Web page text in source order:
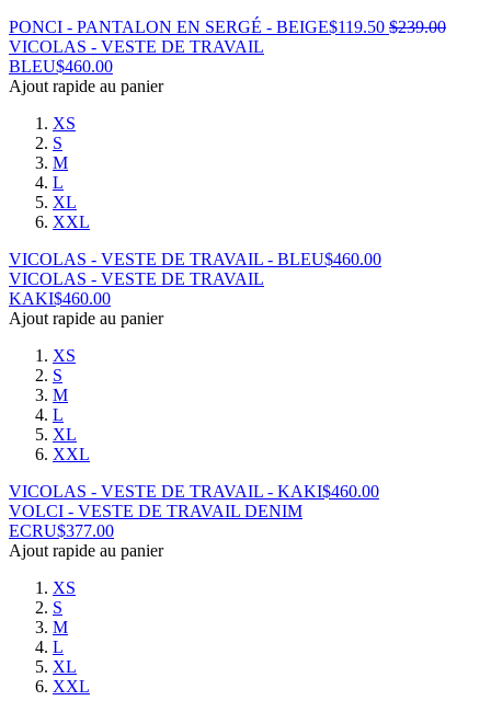
PONCI - PANTALON EN SERGÉ - BEIGE$119.50 $239.00
VICOLAS - VESTE DE TRAVAIL
BLEU$460.00
Ajout rapide au panier
XS
S
M
L
XL
XXL
VICOLAS - VESTE DE TRAVAIL - BLEU$460.00
VICOLAS - VESTE DE TRAVAIL
KAKI$460.00
Ajout rapide au panier
XS
S
M
L
XL
XXL
VICOLAS - VESTE DE TRAVAIL - KAKI$460.00
VOLCI - VESTE DE TRAVAIL DENIM
ECRU$377.00
Ajout rapide au panier
XS
S
M
L
XL
XXL